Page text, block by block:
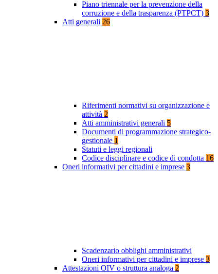
Piano triennale per la prevenzione della
corruzione e della trasparenza (PTPCT) 3
Atti generali 26
Riferimenti normativi su organizzazione e
attività 2
Atti amministrativi generali 5
Documenti di programmazione strategico-
gestionale 1
Statuti e leggi regionali
Codice disciplinare e codice di condotta 16
Oneri informativi per cittadini e imprese 3
Scadenzario obblighi amministrativi
Oneri informativi per cittadini e imprese 3
Attestazioni OIV o struttura analoga 2